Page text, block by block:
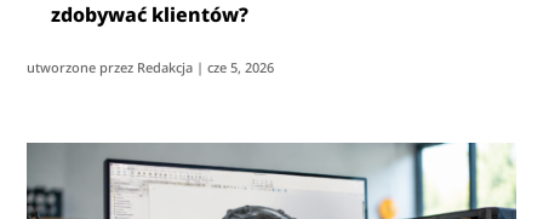
zdobywać klientów?
utworzone przez Redakcja |cze 5, 2026